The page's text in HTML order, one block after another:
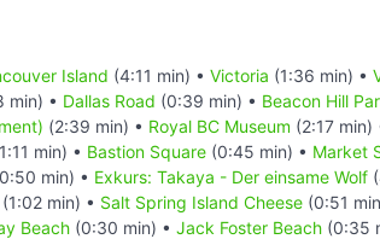
Island (4:11 min) • Victoria (1:36 min) •
min) • Dallas Road (0:39 min) • Beacon Hill
(2:39 min) • Royal BC Museum (2:17 min)
min) • Bastion Square (0:45 min) • Market
min) • Exkurs: Takaya - Der einsame Wolf
(1:02 min) • Salt Spring Island Cheese (0:51
Beach (0:30 min) • Jack Foster Beach (0:35